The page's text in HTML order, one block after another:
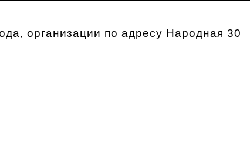
организации по адресу Народная 30